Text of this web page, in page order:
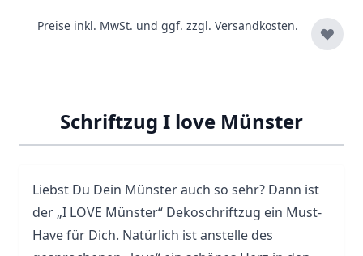
Preise inkl. MwSt. und ggf. zzgl. Versandkosten.
Schriftzug I love Münster
Liebst Du Dein Münster auch so sehr? Dann ist
der „I LOVE Münster“ Dekoschriftzug ein Must-
Have für Dich. Natürlich ist anstelle des